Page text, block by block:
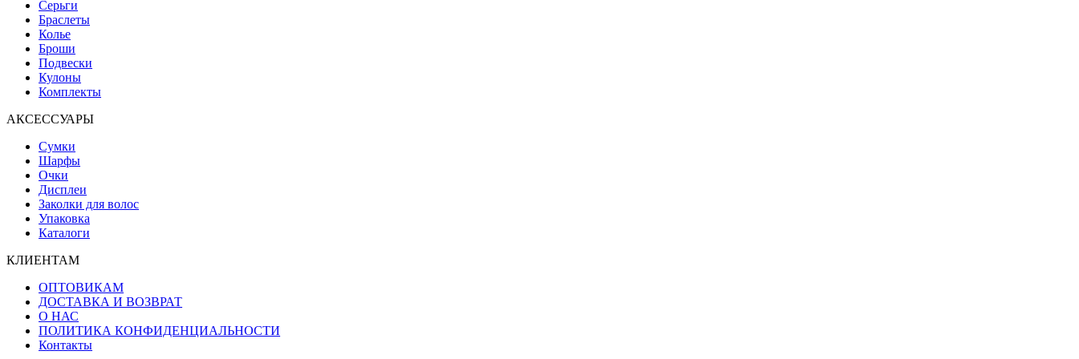
Серьги
Браслеты
Колье
Броши
Подвески
Кулоны
Комплекты
АКСЕССУАРЫ
Сумки
Шарфы
Очки
Дисплеи
Заколки для волос
Упаковка
Каталоги
КЛИЕНТАМ
ОПТОВИКАМ
ДОСТАВКА И ВОЗВРАТ
О НАС
ПОЛИТИКА КОНФИДЕНЦИАЛЬНОСТИ
Контакты